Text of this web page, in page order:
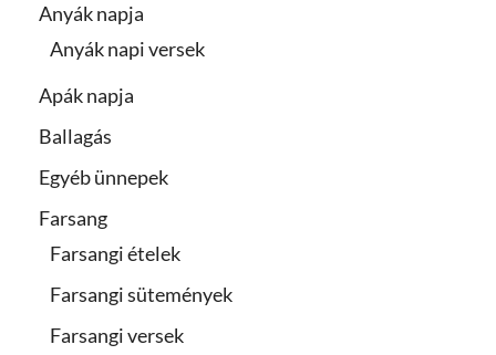
Anyák napja
Anyák napi versek
Apák napja
Ballagás
Egyéb ünnepek
Farsang
Farsangi ételek
Farsangi sütemények
Farsangi versek